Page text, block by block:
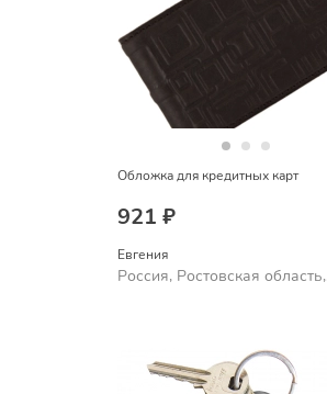
Обложка для кредитных карт
921 ₽
Евгения
Россия, Ростовская область,